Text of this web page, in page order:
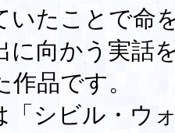
いたことで命
に向かう実話
作品です。
シビル・ウ